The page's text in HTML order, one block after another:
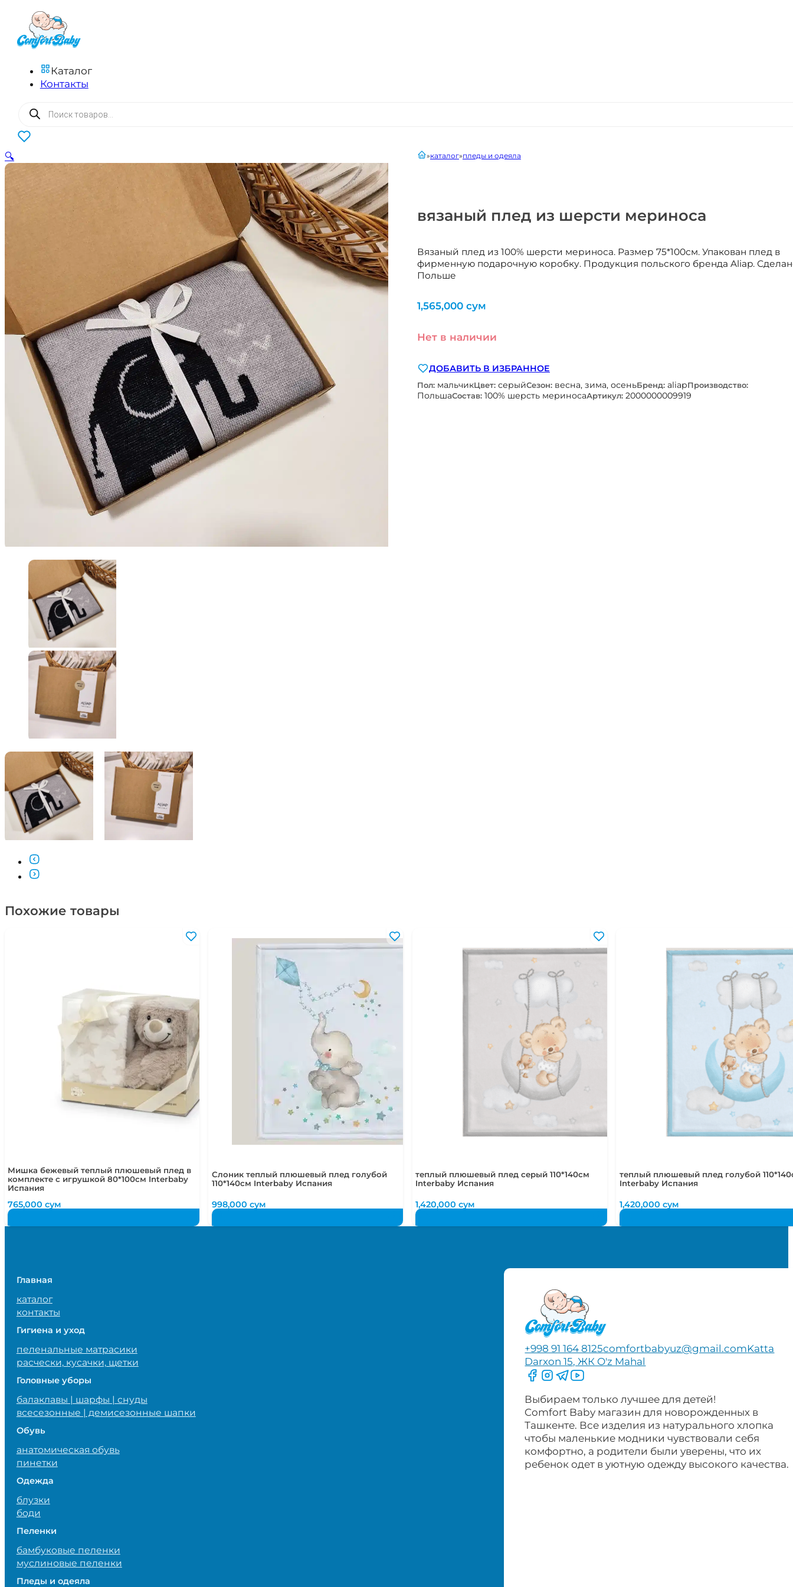
Каталог
Контакты
Поиск
товаров
0
вязаный плед из шерсти мериноса
Вязаный плед из 100% шерсти мериноса. Размер 75*100см. Упакован плед в
фирменную подарочную коробку. Продукция польского бренда Aliap.
Польше
главнаякаталог пледы и одеяла
1,565,000 сум
Нет в наличии
ДОБАВИТЬ В ИЗБРАННОЕ
Пол: мальчикЦвет: серыйСезон: весна, зима, осеньБренд: aliapПроизводство:
ПольшаСостав: 100% шерсть мериносаАртикул: 2000000009919
🔍
Похожие товары
Мишка бежевый теплый плюшевый плед в
комплекте с игрушкой 80*100см Interbaby
Испания
765,000сум
Слоник теплый плюшевый плед голубой
110*140см Interbaby Испания
998,000 сум
теплый плюшевый плед серый 110*140см
Interbaby Испания
1,420,000сум
теплый плюшевый плед голубой
Interbaby Испания
1,420,000 сум
Главная
каталог
контакты
Гигиена и уход
пеленальные матрасики
расчески, кусачки, щетки
Головные уборы
балаклавы | шарфы | снуды
всесезонные | демисезонные шапки
Обувь
анатомическая обувь
пинетки
Одежда
блузки
боди
Пеленки
бамбуковые пеленки
муслиновые пеленки
Пледы и одеяла
+998 91 164 8125comfortbabyuz@gmail.comKatta
Darxon 15, ЖК O'z Mahal
Следите за нами на Facebook
Следите за нами в Instagram
Следите за нами в Telegram
Следите за нами в YouTube
Выбираем только лучшее для детей!
Comfort Baby магазин для новорожденных в
Ташкенте. Все изделия из натурального хлопка
чтобы маленькие модники чувствовали себя
комфортно, а родители были уверены, что их
ребенок одет в уютную одежду высокого качества.